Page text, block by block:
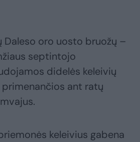
Daleso oro uosto bruožų –
septintojo
didelės keleivių
ant ratų
keleivius gabena